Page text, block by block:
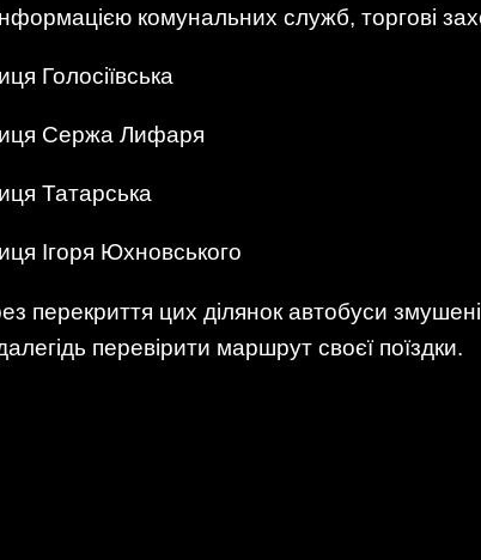
комунальних служб, торгові
Голосіївська
Сержа Лифаря
Татарська
Ігоря Юхновського
перекриття цих ділянок автобуси
перевірити маршрут своєї поїздки.